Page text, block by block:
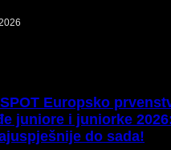
SPOT Europsko
juniore i juniorke
do sada!